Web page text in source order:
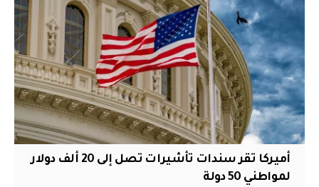
أميركا تقر سندات تأشيرات تصل إلى 20 ألف دولار
لمواطني 50 دولة